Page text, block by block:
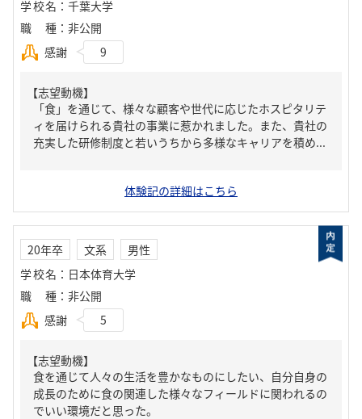
学校名 ： 千葉大学
職種 ： 非公開
感謝
9
【志望動機】
「食」を通じて、様々な顧客や世代に応じたホスピタリテ
ィを届けられる貴社の事業に惹かれました。また、貴社の
充実した研修制度と若いうちから多様なキャリアを積め...
体験記の詳細はこちら
20年卒 文系
男性
学校名 ： 日本体育大学
職種 ： 非公開
感謝
5
【志望動機】
食を通じて人々の生活を豊かなものにしたい、自分自身の
成長のために食の関連した様々なフィールドに関われるの
でいい環境だと思った。